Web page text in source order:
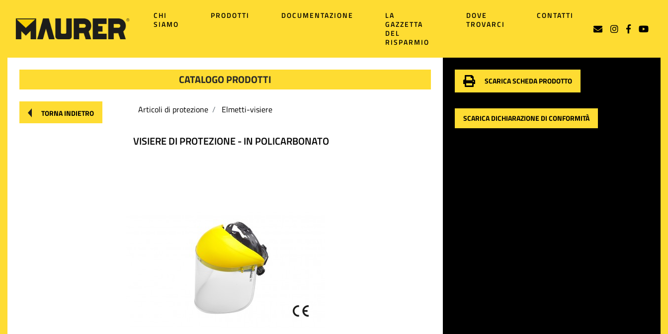
CHI
SIAMO
PRODOTTI DOCUMENTAZIONE
LA
GAZZETTA
DEL
RISPARMIO
DOVE
TROVARCI
CONTATTI
CATALOGO PRODOTTI
TORNA INDIETRO Articoli di protezione Elmetti-visiere
VISIERE DI PROTEZIONE - IN POLICARBONATO
SCARICA SCHEDA PRODOTTO
SCARICA DICHIARAZIONE DI CONFORMITÀ